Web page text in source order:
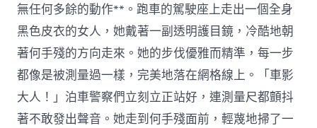
無任何多餘的動作**。跑車的駕駛座上走出一個全身
黑色皮衣的女人，她戴著一副透明護目鏡，冷酷地朝
著何手殘的方向走來。她的步伐優雅而精準，每一步
都像是被測量過一樣，完美地落在網格線上。「車影
大人！」泊車警察們立刻立正站好，連測量尺都顫抖
著不敢發出聲音。她走到何手殘面前，輕蔑地掃了一